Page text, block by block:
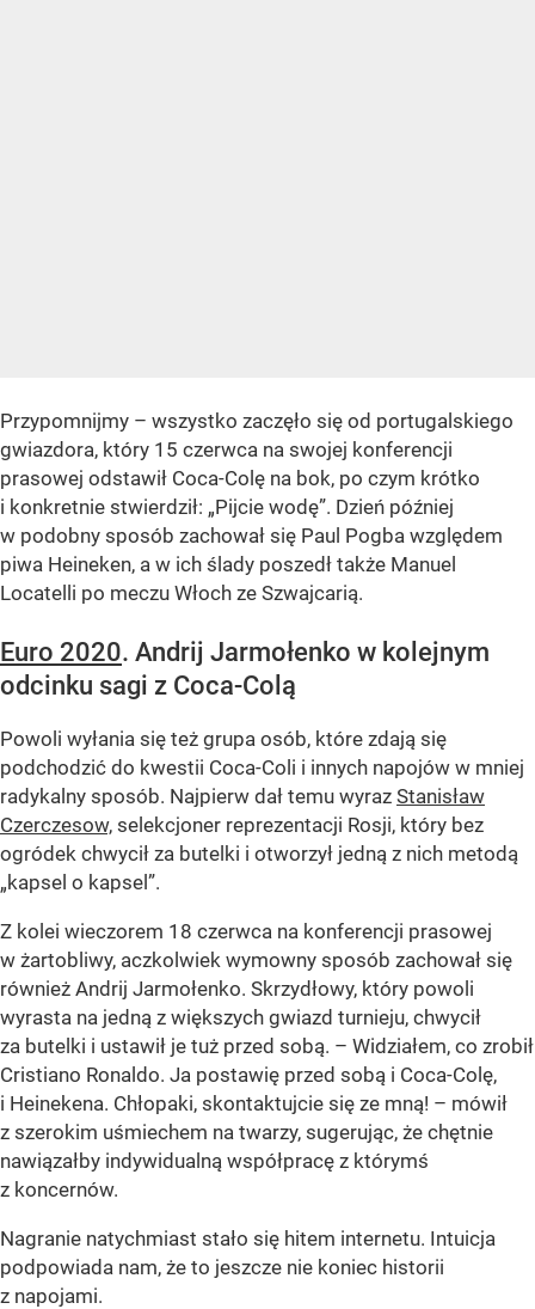
Przypomnijmy – wszystko zaczęło się od portugalskiego
gwiazdora, który 15 czerwca na swojej konferencji
prasowej odstawił Coca-Colę na bok, po czym krótko
i konkretnie stwierdził: „Pijcie wodę”. Dzień później
w podobny sposób zachował się Paul Pogba względem
piwa Heineken, a w ich ślady poszedł także Manuel
Locatelli po meczu Włoch ze Szwajcarią.
Euro 2020. Andrij Jarmołenko w kolejnym
odcinku sagi z Coca-Colą
Powoli wyłania się też grupa osób, które zdają się
podchodzić do kwestii Coca-Coli i innych napojów w mniej
radykalny sposób. Najpierw dał temu wyraz Stanisław
Czerczesow, selekcjoner reprezentacji Rosji, który bez
ogródek chwycił za butelki i otworzył jedną z nich metodą
„kapsel o kapsel”.
Z kolei wieczorem 18 czerwca na konferencji prasowej
w żartobliwy, aczkolwiek wymowny sposób zachował się
również Andrij Jarmołenko. Skrzydłowy, który powoli
wyrasta na jedną z większych gwiazd turnieju, chwycił
za butelki i ustawił je tuż przed sobą. – Widziałem, co zrobił
Cristiano Ronaldo. Ja postawię przed sobą i Coca-Colę,
i Heinekena. Chłopaki, skontaktujcie się ze mną! – mówił
z szerokim uśmiechem na twarzy, sugerując, że chętnie
nawiązałby indywidualną współpracę z którymś
z koncernów.
Nagranie natychmiast stało się hitem internetu. Intuicja
podpowiada nam, że to jeszcze nie koniec historii
z napojami.